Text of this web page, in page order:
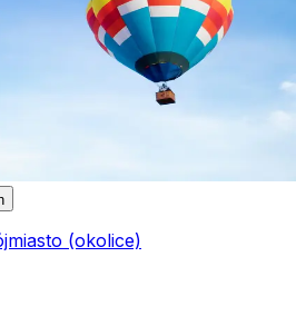
(okolice)